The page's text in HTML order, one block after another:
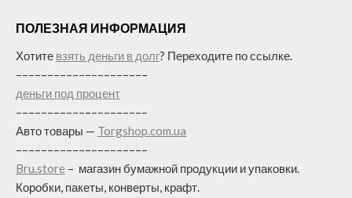
ПОЛЕЗНАЯ ИНФОРМАЦИЯ
Хотите взять деньги в долг? Переходите по ссылке.
–––––––––––––––––––––
деньги под процент
–––––––––––––––––––––
Авто товары — Torgshop.com.ua
–––––––––––––––––––––
Bru.store – магазин бумажной продукции и упаковки.
Коробки, пакеты, конверты, крафт.